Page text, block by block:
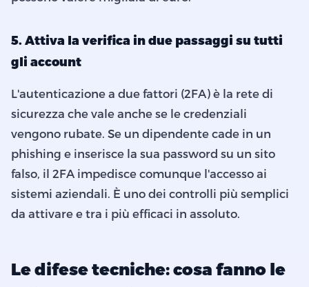
5. Attiva la verifica in due passaggi su tutti
gli account
L'autenticazione a due fattori (2FA) è la rete di
sicurezza che vale anche se le credenziali
vengono rubate. Se un dipendente cade in un
phishing e inserisce la sua password su un sito
falso, il 2FA impedisce comunque l'accesso ai
sistemi aziendali. È uno dei controlli più semplici
da attivare e tra i più efficaci in assoluto.
Le difese tecniche: cosa fanno le